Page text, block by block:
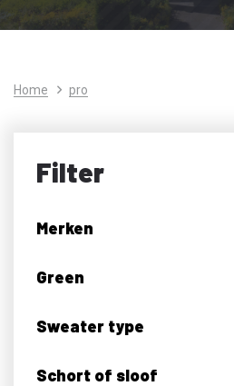
Home pro
Filter
Merken
Green
Sweater type
Schort of sloof